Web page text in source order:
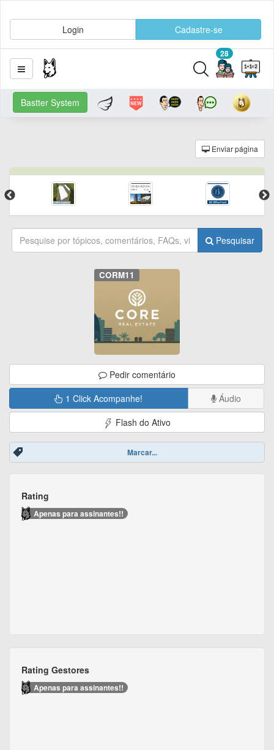
Login Cadastre-se
28
Bastter System
Enviar página
Pesquisar
CORM11
Pedir comentário
1 Click Acompanhe!
Áudio
Flash do Ativo
Marcar...
Rating
Apenas para assinantes!!
Rating Gestores
Apenas para assinantes!!